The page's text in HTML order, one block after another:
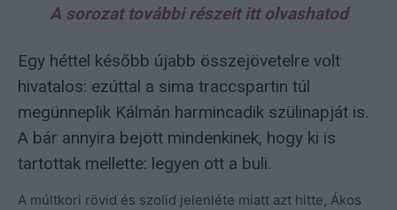
A sorozat további részeit itt olvashatod
Egy héttel később újabb összejövetelre volt
hivatalos: ezúttal a sima traccspartin túl
megünneplik Kálmán harmincadik szülinapját is.
A bár annyira bejött mindenkinek, hogy ki is
tartottak mellette: legyen ott a buli.
A múltkori rövid és szolid jelenléte miatt azt hitte, Ákos